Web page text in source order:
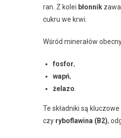
ran. Z kolei błonnik
cukru we krwi.
Wśród minerałów
fosfor,
wapń,
żelazo
Te składniki są
czy ryboflawina (B2),